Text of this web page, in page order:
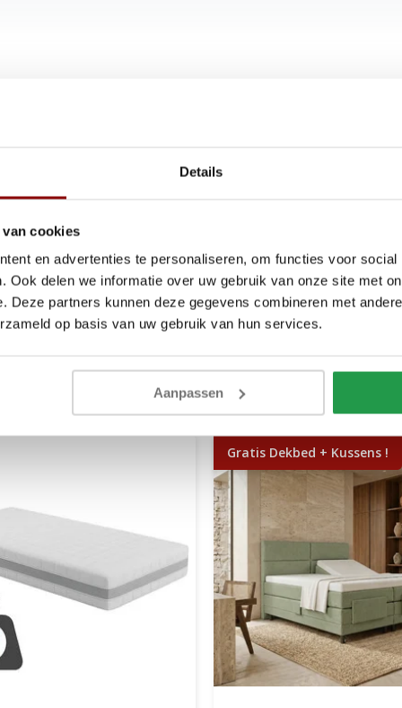
Details
cookies
en advertenties te personaliseren, om functies voor
Ook delen we informatie over uw gebruik van onze site met
Deze partners kunnen deze gegevens combineren met
op basis van uw gebruik van hun services.
Aanpassen
Gratis Dekbed + Kussens !